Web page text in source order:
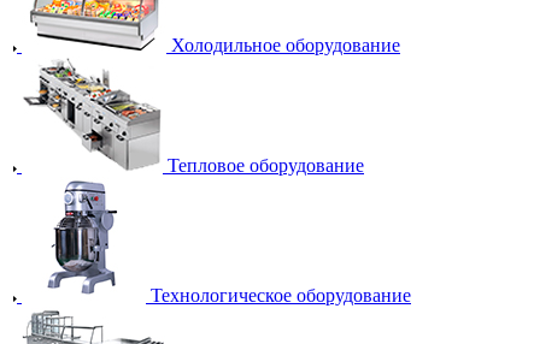
Холодильное оборудование
Тепловое оборудование
Технологическое оборудование